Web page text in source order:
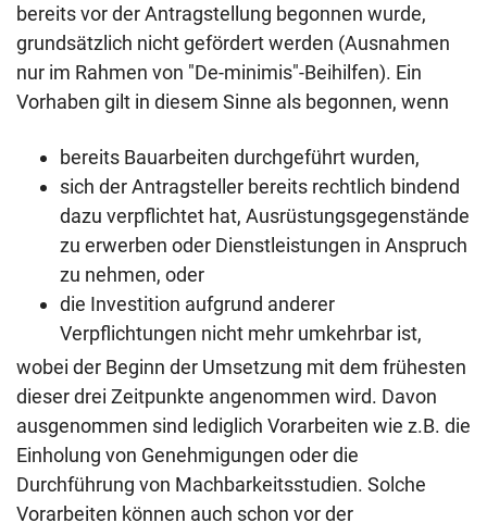
bereits vor der Antragstellung begonnen wurde,
grundsätzlich nicht gefördert werden (Ausnahmen
nur im Rahmen von "De-minimis"-Beihilfen). Ein
Vorhaben gilt in diesem Sinne als begonnen, wenn
bereits Bauarbeiten durchgeführt wurden,
sich der Antragsteller bereits rechtlich bindend
dazu verpflichtet hat, Ausrüstungsgegenstände
zu erwerben oder Dienstleistungen in Anspruch
zu nehmen, oder
die Investition aufgrund anderer
Verpflichtungen nicht mehr umkehrbar ist,
wobei der Beginn der Umsetzung mit dem frühesten
dieser drei Zeitpunkte angenommen wird. Davon
ausgenommen sind lediglich Vorarbeiten wie z.B. die
Einholung von Genehmigungen oder die
Durchführung von Machbarkeitsstudien. Solche
Vorarbeiten können auch schon vor der